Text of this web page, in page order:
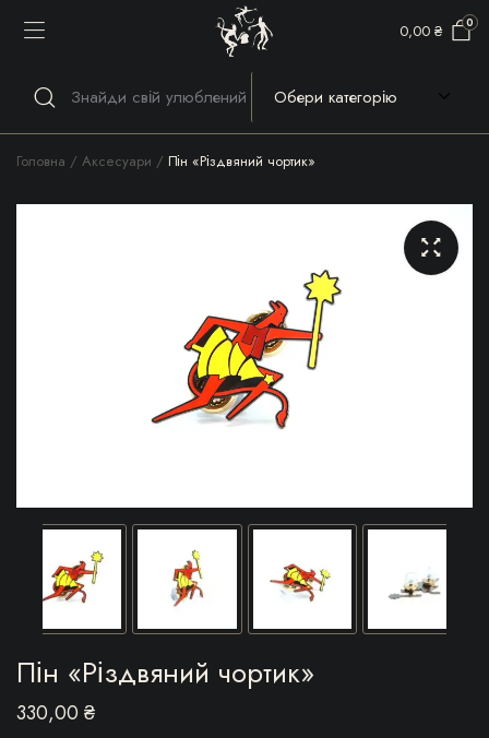
0,00 ₴ 0
Головна Аксесуари Пін «Різдвяний чортик»
Пін «Різдвяний чортик»
330,00 ₴